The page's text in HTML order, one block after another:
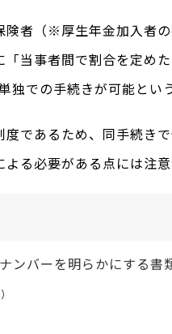
険者（※厚生年金加入者
当事者間で割合を定め
での手続きが可能とい
であるため、同手続き
る必要がある点には注意
ンバーを明らかにする書